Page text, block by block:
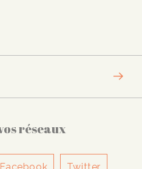
réseaux
Facebook Twitter